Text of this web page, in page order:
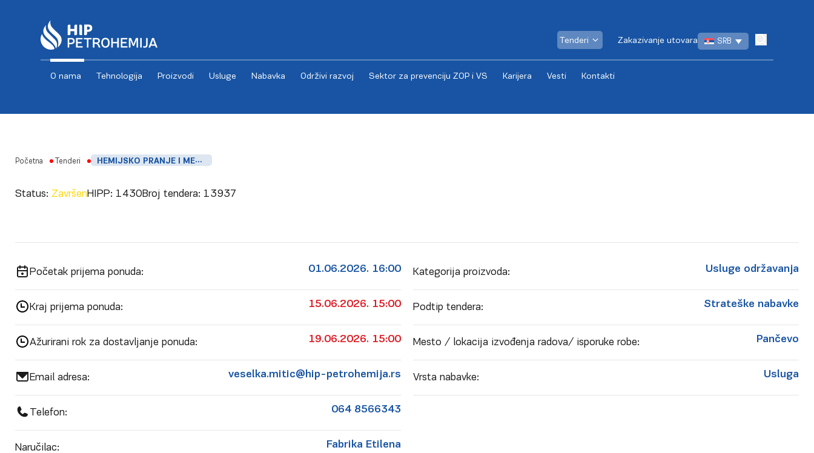
Tenderi Zakazivanje utovara SRB
O nama Tehnologija Proizvodi Usluge Nabavka Održivi razvoj Sektor za prevenciju ZOP i VS Karijera Vesti Kontakti
Početna Tenderi HEMIJSKO PRANJE I MEHANIČKO ČIŠĆENJE KONVEKCIONIH SEKCIJA
Status: ZavršenHIPP: 1430Broj tendera: 13937
Početak prijema ponuda: 01.06.2026. 16:00
Kraj prijema ponuda: 15.06.2026. 15:00
Ažurirani rok za dostavljanje ponuda: 19.06.2026. 15:00
Email adresa: veselka.mitic@hip-petrohemija.rs
Telefon: 064 8566343
Naručilac: Fabrika Etilena
Kategorija proizvoda: Usluge održavanja
Podtip tendera: Strateške nabavke
Mesto / lokacija izvođenja radova/ isporuke robe: Pančevo
Vrsta nabavke: Usluga